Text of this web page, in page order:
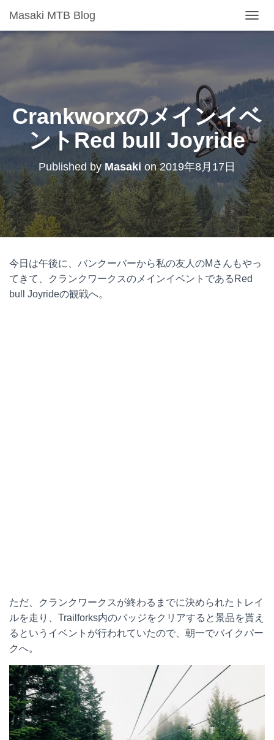
Masaki MTB Blog
E
A
V
I
G
A
T
I
O
N
Crankworxのメインイベ
ントRed bull Joyride
Published byMasaki on2019年8月17日
今日は午後に、バンクーバーから私の友人のMさんもやっ
てきて、クランクワークスのメインイベントであるRed
bull Joyrideの観戦へ。
ただ、クランクワークスが終わるまでに決められたトレイ
ルを走り、Trailforks内のバッジをクリアすると景品を貰え
るというイベントが行われていたので、朝一でバイクパー
クへ。